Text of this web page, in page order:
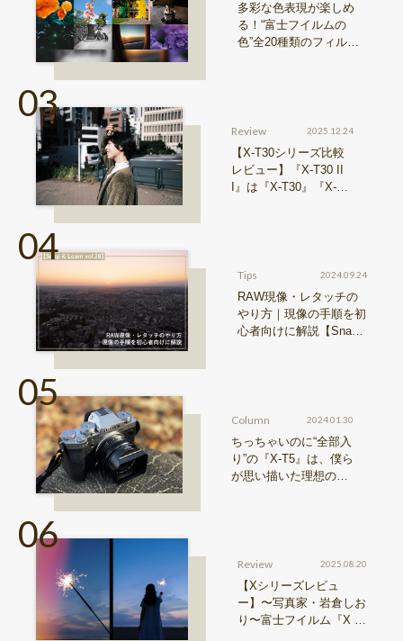
多彩な色表現が楽しめ
る！“富士フイルムの
色”全20種類のフィルム
Review 2025.12.24
【X-T30シリーズ比較
レビュー】『X-T30 II
I』は『X-T30』『X-T3
Tips 2024.09.24
RAW現像・レタッチの
やり方｜現像の手順を初
心者向けに解説【Snap
Column 2024.01.30
ちっちゃいのに“全部入
り”の『X-T5』は、僕ら
が思い描いた理想の写
Review 2025.08.20
【Xシリーズレビュ
ー】〜写真家・岩倉しお
り〜富士フイルム『X ha